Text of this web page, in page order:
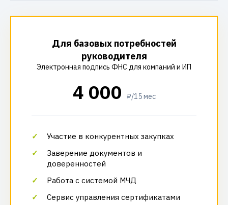
Для базовых потребностей
руководителя
Электронная подпись ФНС для компаний и ИП
4 000 ₽/15 мес
Участие в конкурентных закупках
Заверение документов и
доверенностей
Работа с системой МЧД
Сервис управления сертификатами